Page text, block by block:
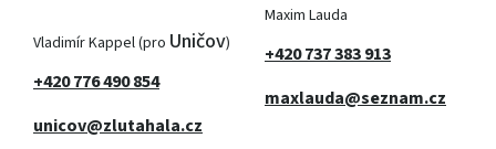
Vladimír Kappel (pro Uničov)
+420 776 490 854
unicov@zlutahala.cz
Maxim Lauda
+420 737 383 913
maxlauda@seznam.cz